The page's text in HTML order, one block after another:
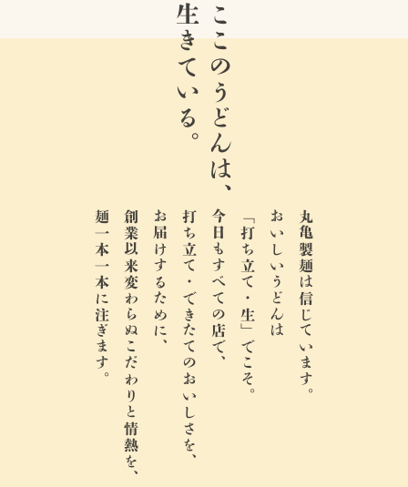
ここのうどんは、
生きている。
丸亀製麺は信じています。
おいしいうどんは
「打ち立て・生」でこそ。
今日もすべての店で、
打ち立て・できたてのおいしさを、
お届けするために、
創業以来変わらぬこだわりと情熱を、
麺一本一本に注ぎます。